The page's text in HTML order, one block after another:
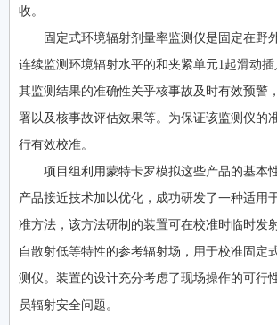
收。
固定式环境辐射剂量率监测仪是固定在野
连续监测环境辐射水平的和夹紧单元1起滑动插
其监测结果的准确性关乎核事故及时有效预警
署以及核事故评估效果等。为保证该监测仪的
行有效校准。
项目组利用蒙特卡罗模拟这些产品的基本
产品接近技术加以优化，成功研发了一种适用
准方法，该方法研制的装置可在校准时临时发
自散射低等特性的参考辐射场，用于校准固定
测仪。装置的设计充分考虑了现场操作的可行
员辐射安全问题。